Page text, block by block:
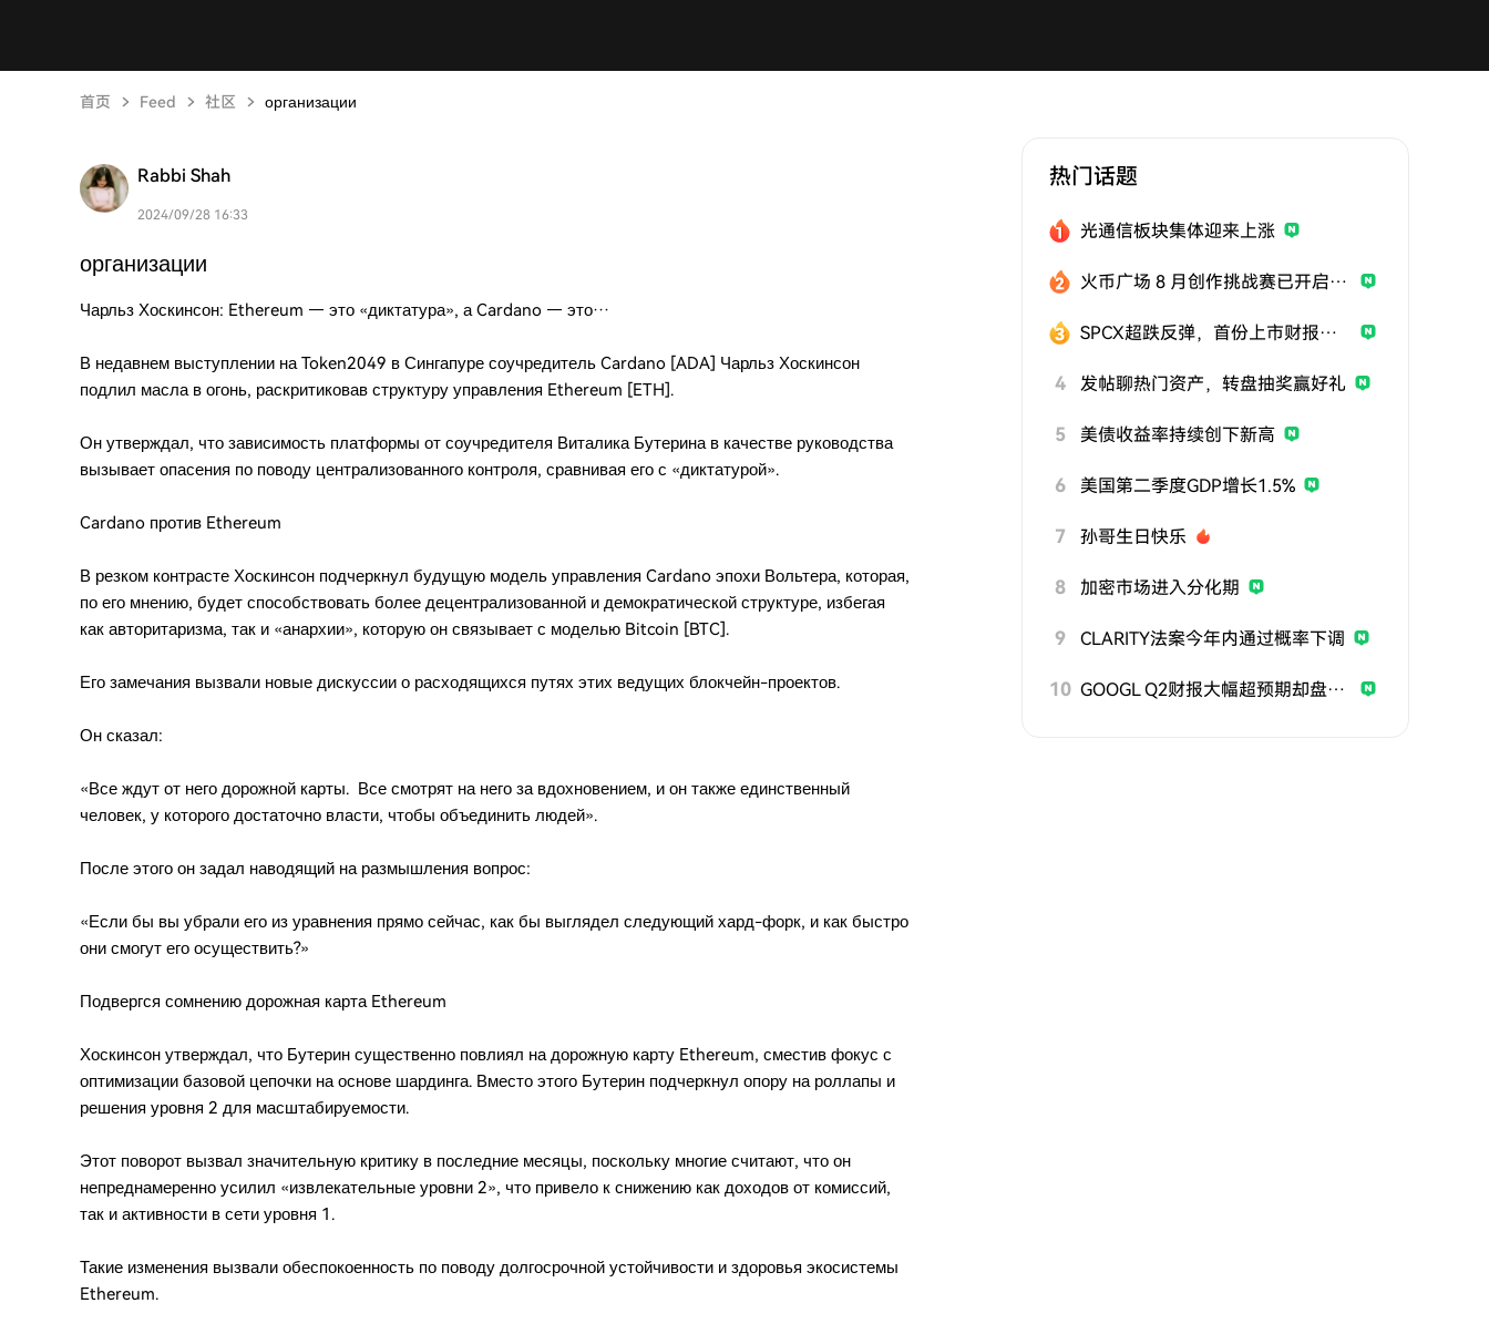
首页 Feed 社区 организации
Rabbi Shah
2024/09/28 16:33
организации
Чарльз Хоскинсон: Ethereum — это «диктатура», а Cardano — это…
В недавнем выступлении на Token2049 в Сингапуре соучредитель Cardano [ADA] Чарльз Хоскинсон
подлил масла в огонь, раскритиковав структуру управления Ethereum [ETH].
Он утверждал, что зависимость платформы от соучредителя Виталика Бутерина в качестве руководства
вызывает опасения по поводу централизованного контроля, сравнивая его с «диктатурой».
Cardano против Ethereum
В резком контрасте Хоскинсон подчеркнул будущую модель управления Cardano эпохи Вольтера, которая,
по его мнению, будет способствовать более децентрализованной и демократической структуре, избегая
как авторитаризма, так и «анархии», которую он связывает с моделью Bitcoin [BTC].
Его замечания вызвали новые дискуссии о расходящихся путях этих ведущих блокчейн-проектов.
Он сказал:
«Все ждут от него дорожной карты. Все смотрят на него за вдохновением, и он также единственный
человек, у которого достаточно власти, чтобы объединить людей».
После этого он задал наводящий на размышления вопрос:
«Если бы вы убрали его из уравнения прямо сейчас, как бы выглядел следующий хард-форк, и как быстро
они смогут его осуществить?»
Подвергся сомнению дорожная карта Ethereum
Хоскинсон утверждал, что Бутерин существенно повлиял на дорожную карту Ethereum, сместив фокус с
оптимизации базовой цепочки на основе шардинга. Вместо этого Бутерин подчеркнул опору на роллапы и
решения уровня 2 для масштабируемости.
Этот поворот вызвал значительную критику в последние месяцы, поскольку многие считают, что он
непреднамеренно усилил «извлекательные уровни 2», что привело к снижению как доходов от комиссий,
так и активности в сети уровня 1.
Такие изменения вызвали обеспокоенность по поводу долгосрочной устойчивости и здоровья экосистемы
Ethereum.
热门话题
光通信板块集体迎来上涨
火币广场 8 月创作挑战赛已开启，发帖参与挑战，用优质内容赢取曝光与奖励
SPCX超跌反弹，首份上市财报即将公布
4 发帖聊热门资产，转盘抽奖赢好礼
5 美债收益率持续创下新高
6 美国第二季度GDP增长1.5%
7 孙哥生日快乐
8 加密市场进入分化期
9 CLARITY法案今年内通过概率下调
10 GOOGL Q2财报大幅超预期却盘后走弱